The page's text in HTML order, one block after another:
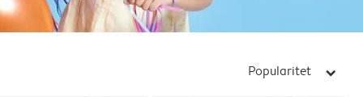
Popularitet arrow_right